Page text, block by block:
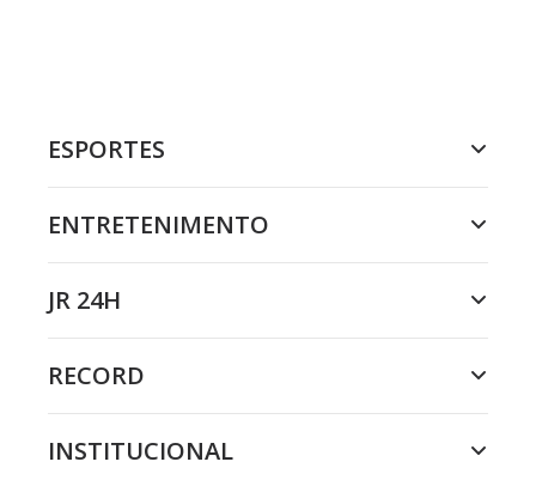
ESPORTES
ENTRETENIMENTO
JR 24H
RECORD
INSTITUCIONAL